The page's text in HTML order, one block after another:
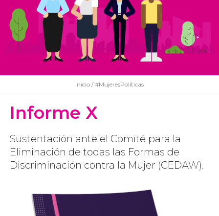
Inicio / #MujeresPolíticas
Informe X
Sustentación ante el Comité para la
Eliminación de todas las Formas de
Discriminación contra la Mujer (CEDAW).